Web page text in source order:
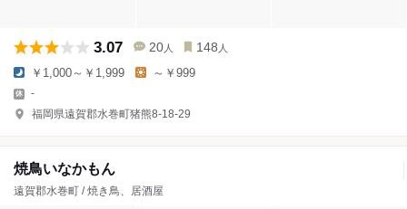
3.07 20 人 148 人
￥1,000～￥1,999 ～￥999
-
福岡県遠賀郡水巻町猪熊8-18-29
焼鳥いなかもん
遠賀郡水巻町 / 焼き鳥、居酒屋